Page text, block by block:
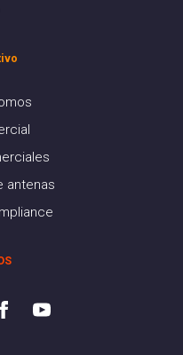
antenas